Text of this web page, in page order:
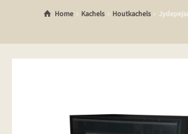
Home Kachels Houtkachels